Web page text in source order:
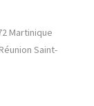
Martinique
Saint-